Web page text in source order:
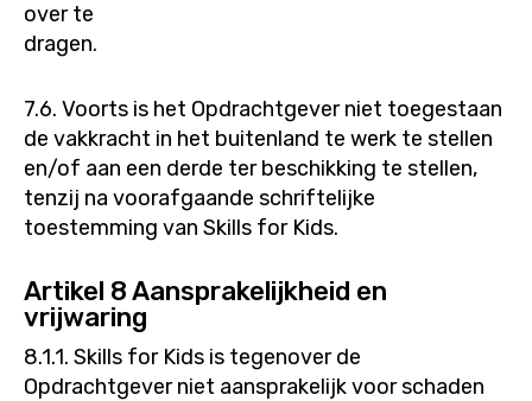
over te
dragen.
7.6. Voorts is het Opdrachtgever niet toegestaan
de vakkracht in het buitenland te werk te stellen
en/of aan een derde ter beschikking te stellen,
tenzij na voorafgaande schriftelijke
toestemming van Skills for Kids.
Artikel 8 Aansprakelijkheid en
vrijwaring
8.1.1. Skills for Kids is tegenover de
Opdrachtgever niet aansprakelijk voor schaden